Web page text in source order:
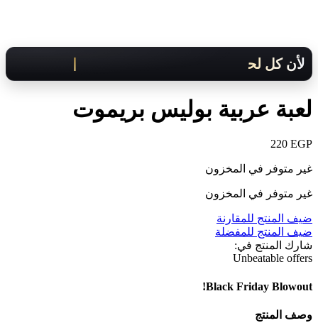
لأن كل لحظة مهمة .. هنوصلك بسرعة!
لعبة عربية بوليس بريموت
220 EGP
غير متوفر في المخزون
غير متوفر في المخزون
ضيف المنتج للمقارنة
ضيف المنتج للمفضلة
شارك المنتج في:
Unbeatable offers
Black Friday Blowout!
وصف المنتج